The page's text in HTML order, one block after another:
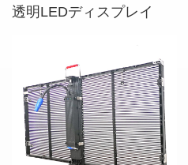
透明LEDディスプレイ